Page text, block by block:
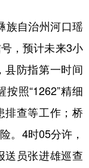
自治州河口瑶
，预计未来3小
县防指第一时间
照“1262”精细
排查等工作；桥
。4时05分许，
送员张进雄巡查